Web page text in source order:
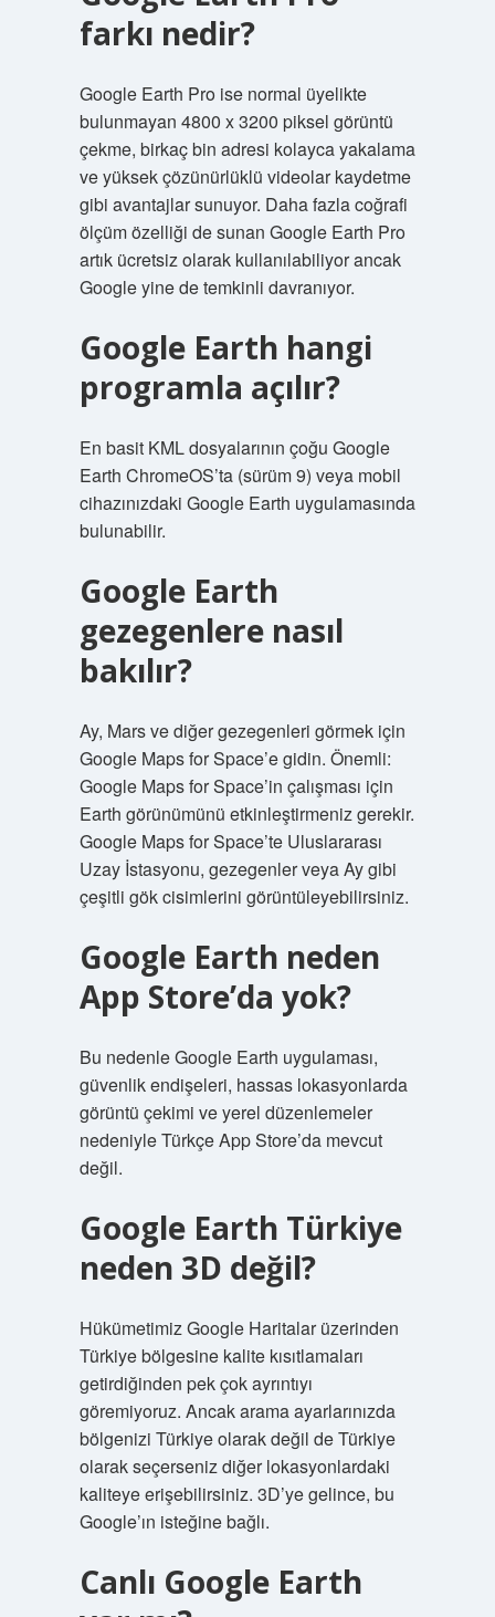
farkı nedir?
Google Earth Pro ise normal üyelikte
bulunmayan 4800 x 3200 piksel görüntü
çekme, birkaç bin adresi kolayca yakalama
ve yüksek çözünürlüklü videolar kaydetme
gibi avantajlar sunuyor. Daha fazla coğrafi
ölçüm özelliği de sunan Google Earth Pro
artık ücretsiz olarak kullanılabiliyor ancak
Google yine de temkinli davranıyor.
Google Earth hangi
programla açılır?
En basit KML dosyalarının çoğu Google
Earth ChromeOS’ta (sürüm 9) veya mobil
cihazınızdaki Google Earth uygulamasında
bulunabilir.
Google Earth
gezegenlere nasıl
bakılır?
Ay, Mars ve diğer gezegenleri görmek için
Google Maps for Space’e gidin. Önemli:
Google Maps for Space’in çalışması için
Earth görünümünü etkinleştirmeniz gerekir.
Google Maps for Space’te Uluslararası
Uzay İstasyonu, gezegenler veya Ay gibi
çeşitli gök cisimlerini görüntüleyebilirsiniz.
Google Earth neden
App Store’da yok?
Bu nedenle Google Earth uygulaması,
güvenlik endişeleri, hassas lokasyonlarda
görüntü çekimi ve yerel düzenlemeler
nedeniyle Türkçe App Store’da mevcut
değil.
Google Earth Türkiye
neden 3D değil?
Hükümetimiz Google Haritalar üzerinden
Türkiye bölgesine kalite kısıtlamaları
getirdiğinden pek çok ayrıntıyı
göremiyoruz. Ancak arama ayarlarınızda
bölgenizi Türkiye olarak değil de Türkiye
olarak seçerseniz diğer lokasyonlardaki
kaliteye erişebilirsiniz. 3D’ye gelince, bu
Google’ın isteğine bağlı.
Canlı Google Earth